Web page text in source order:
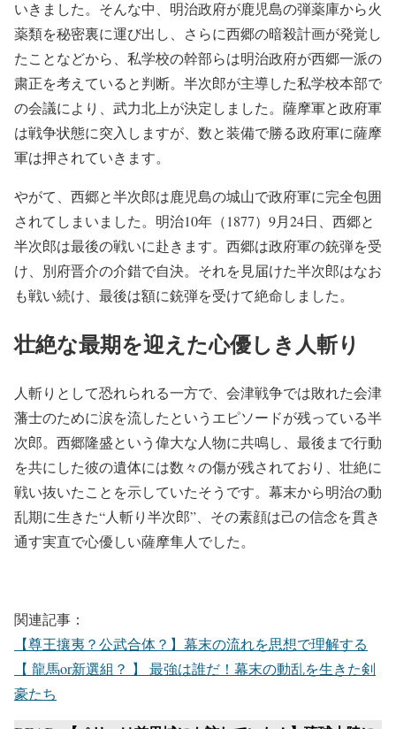
いきました。そんな中、明治政府が鹿児島の弾薬庫から火
薬類を秘密裏に運び出し、さらに西郷の暗殺計画が発覚し
たことなどから、私学校の幹部らは明治政府が西郷一派の
粛正を考えていると判断。半次郎が主導した私学校本部で
の会議により、武力北上が決定しました。薩摩軍と政府軍
は戦争状態に突入しますが、数と装備で勝る政府軍に薩摩
軍は押されていきます。
やがて、西郷と半次郎は鹿児島の城山で政府軍に完全包囲
されてしまいました。明治10年（1877）9月24日、西郷と
半次郎は最後の戦いに赴きます。西郷は政府軍の銃弾を受
け、別府晋介の介錯で自決。それを見届けた半次郎はなお
も戦い続け、最後は額に銃弾を受けて絶命しました。
壮絶な最期を迎えた心優しき人斬り
人斬りとして恐れられる一方で、会津戦争では敗れた会津
藩士のために涙を流したというエピソードが残っている半
次郎。西郷隆盛という偉大な人物に共鳴し、最後まで行動
を共にした彼の遺体には数々の傷が残されており、壮絶に
戦い抜いたことを示していたそうです。幕末から明治の動
乱期に生きた“人斬り半次郎”、その素顔は己の信念を貫き
通す実直で心優しい薩摩隼人でした。
関連記事：
【尊王攘夷？公武合体？】幕末の流れを思想で理解する
【 龍馬or新選組？ 】 最強は誰だ！幕末の動乱を生きた剣
豪たち